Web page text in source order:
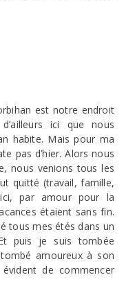
est notre endroit
ici que nous
habite. Mais pour ma
pas d’hier. Alors nous
nous venions tous les
quitté (travail, famille,
ici, par amour pour la
étaient sans fin.
tous mes étés dans un
puis je suis tombée
amoureux à son
de commencer